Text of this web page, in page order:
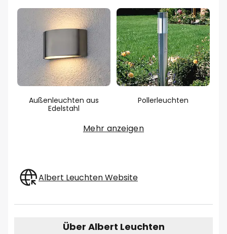
Außenleuchten aus
Edelstahl
Pollerleuchten
Mehr anzeigen
Albert Leuchten Website
Über Albert Leuchten